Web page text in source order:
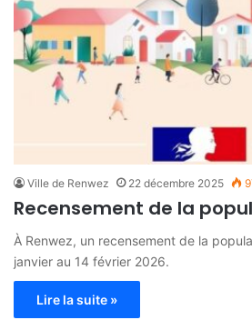
Ville de Renwez 22 décembre 2025
Recensement de la
À Renwez, un recensement de la
janvier au 14 février 2026.
Lire la suite »